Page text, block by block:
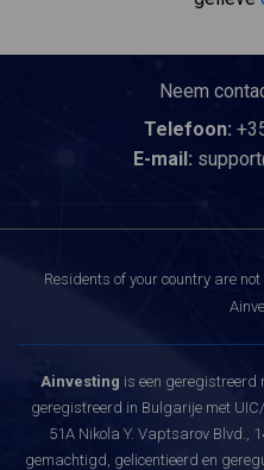
Neem
Telefoon:
E-mail:
Residents of your country are
Ainvesting is een geregistreerd
geregistreerd in Bulgarije met
51A Nikola Y. Vaptsarov Blvd.,
gemachtigd, gelicentieerd en